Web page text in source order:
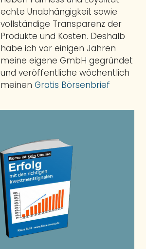
echte Unabhängigkeit sowie
vollständige Transparenz der
Produkte und Kosten. Deshalb
habe ich vor einigen Jahren
meine eigene GmbH gegründet
und veröffentliche wöchentlich
meinen Gratis Börsenbrief